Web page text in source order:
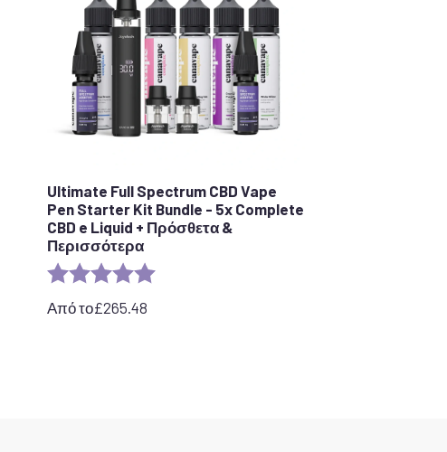
Ultimate Full Spectrum CBD Vape
Pen Starter Kit Bundle - 5x Complete
CBD e Liquid + Πρόσθετα &
Περισσότερα
Αξιολόγηση:
Από το£265.48